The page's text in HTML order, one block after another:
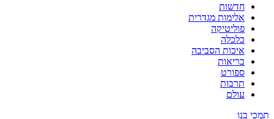
חדשות
אלימות מגדרית
פוליטיקה
כלכלה
איכות הסביבה
בריאות
ספורט
תרבות
עולם
תמכי בנו